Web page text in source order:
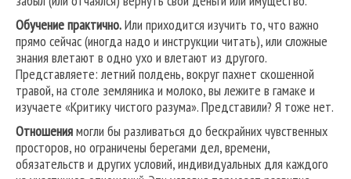
Обучение практично.Или приходится изучить то, что важно
прямо сейчас (иногда надо и инструкции читать), или сложные
знания влетают в одно ухо и влетают из другого.
Представляете: летний полдень, вокруг пахнет скошенной
травой, на столе земляника и молоко, вы лежите в гамаке и
изучаете «Критику чистого разума». Представили? Я тоже нет.
Отношениямогли бы разливаться до бескрайних чувственных
просторов, но ограничены берегами дел, времени,
обязательств и других условий, индивидуальных для каждого